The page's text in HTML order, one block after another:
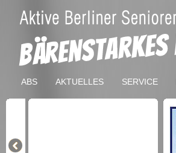
ABS AKTUELLES SERVICE